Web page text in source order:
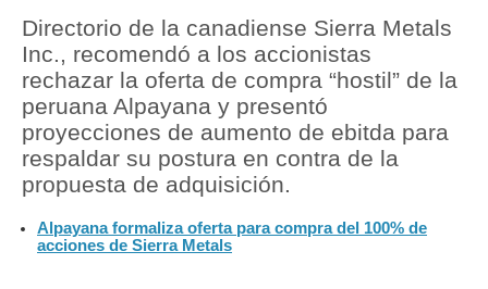
Política
Finanzas Personales
Inmobiliarias
Plus G
Directorio de la canadiense Sierra Metals
Inc., recomendó a los accionistas
rechazar la oferta de compra “hostil” de la
peruana Alpayana y presentó
proyecciones de aumento de ebitda para
respaldar su postura en contra de la
propuesta de adquisición.
Alpayana formaliza oferta para compra del 100% de
acciones de Sierra Metals